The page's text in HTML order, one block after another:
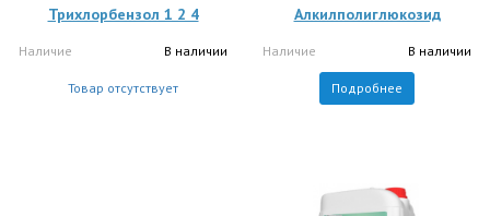
Трихлорбензол 1 2 4
Наличие В наличии
Товар отсутствует
Алкилполиглюкозид
Наличие В наличии
Подробнее